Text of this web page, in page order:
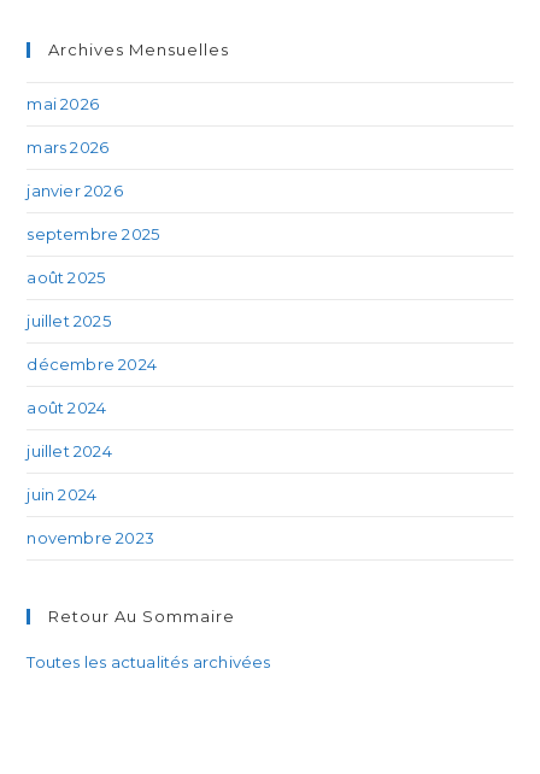
Archives Mensuelles
mai 2026
mars 2026
janvier 2026
septembre 2025
août 2025
juillet 2025
décembre 2024
août 2024
juillet 2024
juin 2024
novembre 2023
Retour Au Sommaire
Toutes les actualités archivées